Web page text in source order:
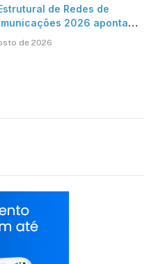
de Redes de
2026 aponta
desafio
de 2026